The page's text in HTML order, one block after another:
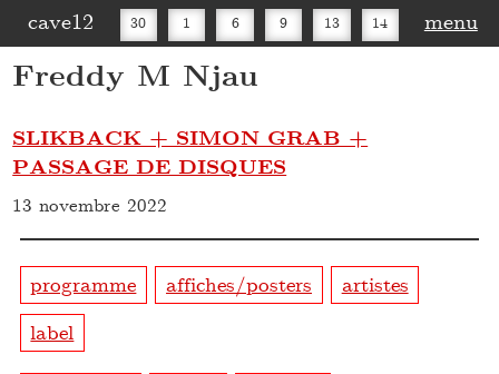
cave12 30 1 6 9 13 14
16 20
menu
Freddy M Njau
SLIKBACK + SIMON GRAB +
PASSAGE DE DISQUES
13 novembre 2022
programme affiches/posters
artistes
label